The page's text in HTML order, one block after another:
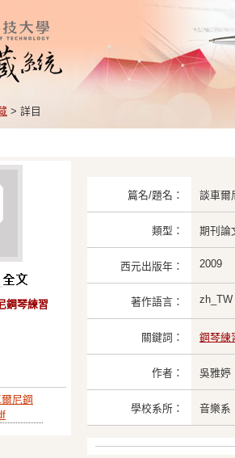
> 詳目
鋼琴練習
尼鋼
篇名/題名： 談車爾
類型： 期刊論
西元出版年： 2009
著作語言： zh_TW
關鍵詞： 鋼琴練
作者： 吳雅婷
學校系所： 音樂系